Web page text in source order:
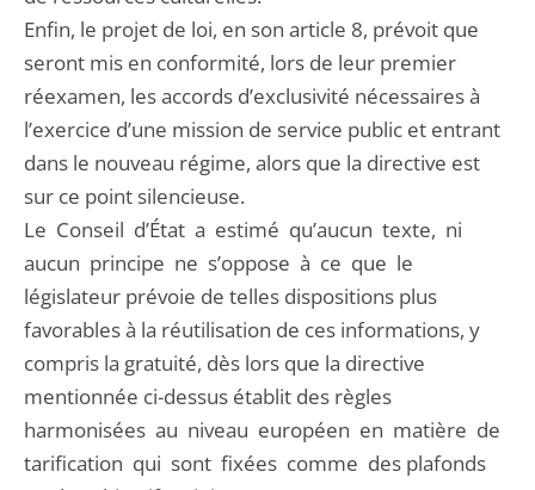
Enfin, le projet de loi, en son article 8, prévoit que
seront mis en conformité, lors de leur premier
réexamen, les accords d’exclusivité nécessaires à
l’exercice d’une mission de service public et entrant
dans le nouveau régime, alors que la directive est
sur ce point silencieuse.
Le Conseil d’État a estimé qu’aucun texte, ni
aucun principe ne s’oppose à ce que le
législateur prévoie de telles dispositions plus
favorables à la réutilisation de ces informations, y
compris la gratuité, dès lors que la directive
mentionnée ci-dessus établit des règles
harmonisées au niveau européen en matière de
tarification qui sont fixées comme des plafonds